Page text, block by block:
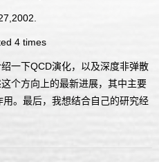
4 times
一下QCD演化，以及深度非弹散
个方向上的最新进展，其中主要
。最后，我想结合自己的研究经